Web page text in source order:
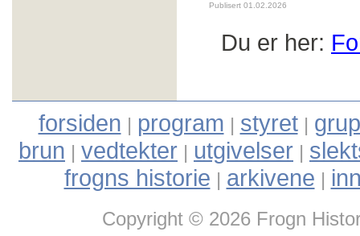
Publisert 01.02.2026
Du er her:
forsiden | program | styret|
brun | vedtekter | utgivelser |
frogns historie | arkivene |
Copyright © 2026 Frogn